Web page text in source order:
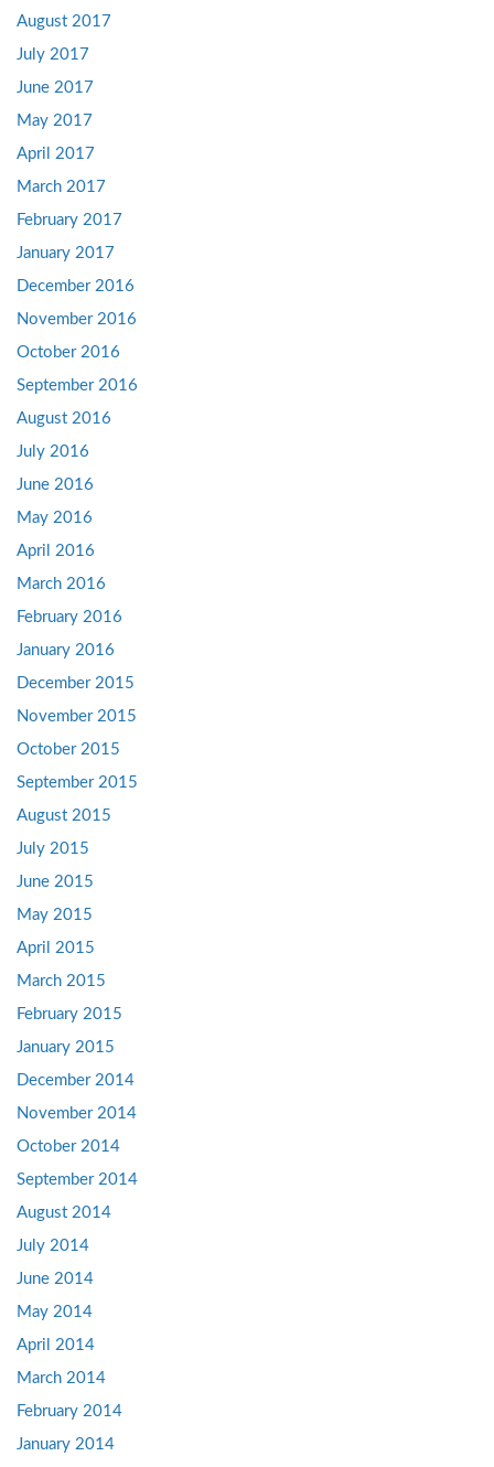
August 2017
July 2017
June 2017
May 2017
April 2017
March 2017
February 2017
January 2017
December 2016
November 2016
October 2016
September 2016
August 2016
July 2016
June 2016
May 2016
April 2016
March 2016
February 2016
January 2016
December 2015
November 2015
October 2015
September 2015
August 2015
July 2015
June 2015
May 2015
April 2015
March 2015
February 2015
January 2015
December 2014
November 2014
October 2014
September 2014
August 2014
July 2014
June 2014
May 2014
April 2014
March 2014
February 2014
January 2014